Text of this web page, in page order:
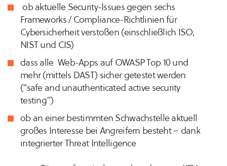
ob aktuelle Security-Issues gegen sechs
Frameworks / Compliance-Richtlinien für
Cybersicherheit verstoßen (einschließlich ISO,
NIST und CIS)
dass alle Web-Apps auf OWASP Top 10 und
mehr (mittels DAST) sicher getestet werden
(“safe and unauthenticated active security
testing”)
ob an einer bestimmten Schwachstelle aktuell
großes Interesse bei Angreifern besteht – dank
integrierter Threat Intelligence